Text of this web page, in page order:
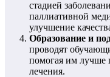
стадией
паллиативной
улучшение
Образование и
проводят
помогая им лучше
лечения.